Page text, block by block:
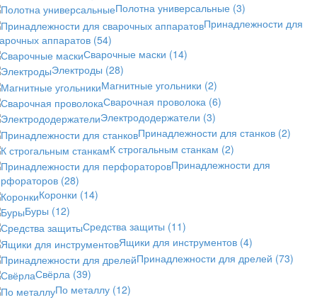
Полотна универсальные (3)
Принадлежности для
аппаратов (54)
Сварочные маски (14)
Электроды (28)
Магнитные угольники (2)
Сварочная проволока (6)
Электрододержатели (3)
Принадлежности для станков (2)
К строгальным станкам (2)
Принадлежности для
(28)
Коронки (14)
Буры (12)
Средства защиты (11)
Ящики для инструментов (4)
Принадлежности для дрелей (73)
Свёрла (39)
По металлу (12)